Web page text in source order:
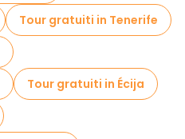
Tour gratuiti in Tenerife
Tour gratuiti in Écija